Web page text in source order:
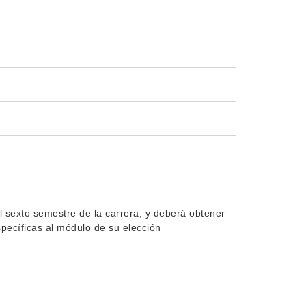
semestre de la carrera, y deberá obtener
al módulo de su elección